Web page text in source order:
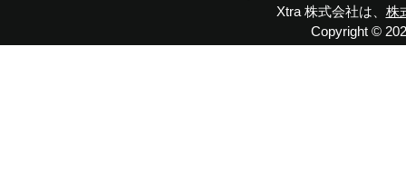
Xtra 株式会社は、 株
Copyright ©